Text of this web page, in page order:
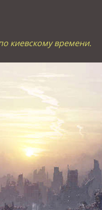
киевскому времени.